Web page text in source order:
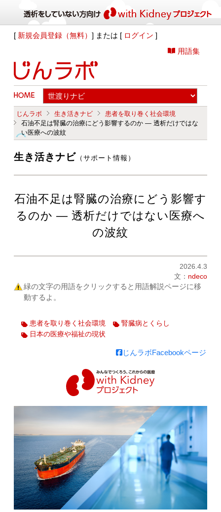
[ 新規会員登録（無料）] または [ ログイン ]
用語集
じんラボ 生き活きナビ
患者を取り巻く社会環境
石油不足は腎臓の治療にどう影響するのか ― 透析だけではな
い医療への波紋
生き活きナビ （サポート情報）
石油不足は腎臓の治療にどう影響す
るのか ― 透析だけではない医療へ
の波紋
2026.4.3
文： ndeco
緑の文字の用語をクリックすると用語解説ページに移
動するよ。
患者を取り巻く社会環境
腎臓病とくらし
日本の医療や福祉の現状
じんラボFacebookページ